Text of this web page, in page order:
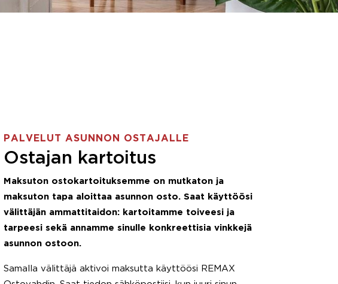
PALVELUT ASUNNON OSTAJALLE
Ostajan kartoitus
Maksuton ostokartoituksemme on mutkaton ja
maksuton tapa aloittaa asunnon osto. Saat käyttöösi
välittäjän ammattitaidon: kartoitamme toiveesi ja
tarpeesi sekä annamme sinulle konkreettisia vinkkejä
asunnon ostoon.
Samalla välittäjä aktivoi maksutta käyttöösi REMAX